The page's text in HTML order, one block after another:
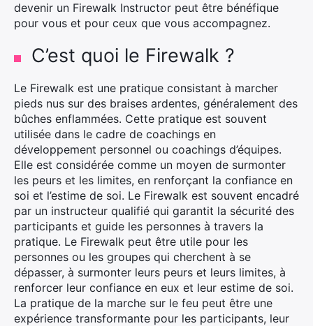
devenir un Firewalk Instructor peut être bénéfique
pour vous et pour ceux que vous accompagnez.
C’est quoi le Firewalk ?
Le Firewalk est une pratique consistant à marcher
pieds nus sur des braises ardentes, généralement des
bûches enflammées. Cette pratique est souvent
utilisée dans le cadre de coachings en
développement personnel ou coachings d’équipes.
Elle est considérée comme un moyen de surmonter
les peurs et les limites, en renforçant la confiance en
soi et l’estime de soi. Le Firewalk est souvent encadré
par un instructeur qualifié qui garantit la sécurité des
participants et guide les personnes à travers la
pratique. Le Firewalk peut être utile pour les
personnes ou les groupes qui cherchent à se
dépasser, à surmonter leurs peurs et leurs limites, à
renforcer leur confiance en eux et leur estime de soi.
La pratique de la marche sur le feu peut être une
expérience transformante pour les participants, leur